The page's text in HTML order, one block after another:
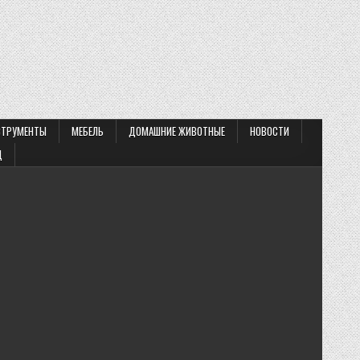
МЕБЕЛЬ ДОМАШНИЕ ЖИВОТНЫЕ
НОВОСТИ